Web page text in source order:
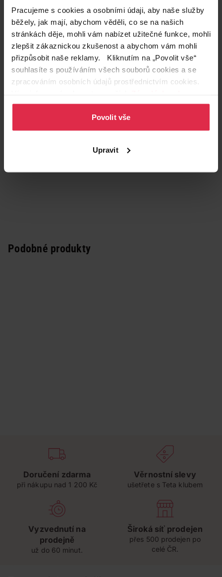
Pracujeme s cookies a osobními údaji, aby naše služby
běžely, jak mají, abychom věděli, co se na našich
stránkách děje, mohli vám nabízet užitečné funkce, mohli
zlepšit zákaznickou zkušenost a abychom vám mohli
přizpůsobit naše reklamy. Kliknutím na „Povolit vše“
souhlasíte s používáním všech souborů cookies a se
zpracováním osobních údajů prostřednictvím cookies.
osobních údajů.
Povolit vše
Upravit
značka
Podznačka Harmonie
Zákazníci také často nakupují
Podobné produkty
Doručení zdarma
při nákupu nad 1 200 Kč
Věrnostní slevy
ušetřete s Teta klubem
Vyzvednutí na
prodejně
už do 60 minut.
Široká síť prodejen
přes 500 prodejen po
celé ČR.